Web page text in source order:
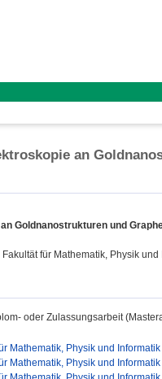
an
Goldnanostrukturen und
für Mathematik, Physik
oder Zulassungsarbeit
Mathematik, Physik und Informatik
Mathematik, Physik und Informatik